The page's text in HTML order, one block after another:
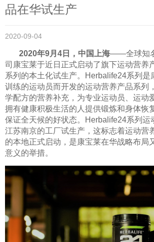
品在华试生产
2020-09-04
2020年9月4日，中国上海——全球知
司康宝莱于近日正式启动了旗下运动营养
系列的本土化试生产。Herbalife24系列是
训练的运动员而开发的运动营养产品系列
学配方的营养补充，为专业运动员、运动
拥有健康积极生活的人提供锻炼和身体恢
保证全天候的好状态。Herbalife24系列运
江苏南京的工厂试生产，这标志着运动营
的本地正式启动，是康宝莱在华战略布局
意义的举措。